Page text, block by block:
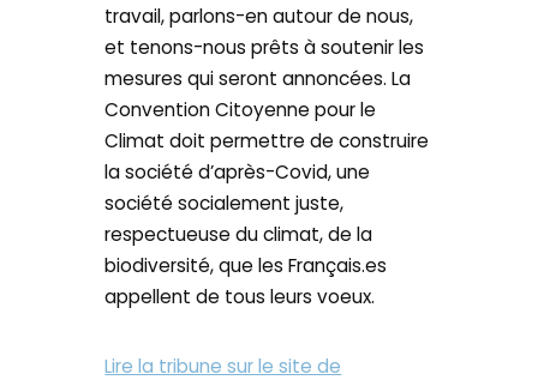
travail, parlons-en autour de nous,
et tenons-nous prêts à soutenir les
mesures qui seront annoncées. La
Convention Citoyenne pour le
Climat doit permettre de construire
la société d’après-Covid, une
société socialement juste,
respectueuse du climat, de la
biodiversité, que les Français.es
appellent de tous leurs voeux.
Lire la tribune sur le site de